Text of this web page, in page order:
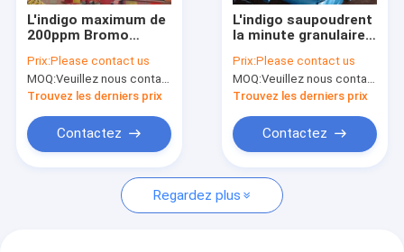
Contrôle de qualité
Nouvelles
Cas
Hydrosulphite de sodium
L'indigo maximum de
200ppm Bromo
d'indigo de CAS
2475-31-2 C.I. Blue 5
4BR
Prix:Please contact us
MOQ:Veuillez nous contacter
Trouvez les derniers prix
Contactez
L'indigo saupoudrent
la minute granulaire
C.I. Blue 1 de
colorants de cuve
Prix:Please contact us
MOQ:Veuillez nous contacter
Trouvez les derniers prix
Contactez
Regardez plus